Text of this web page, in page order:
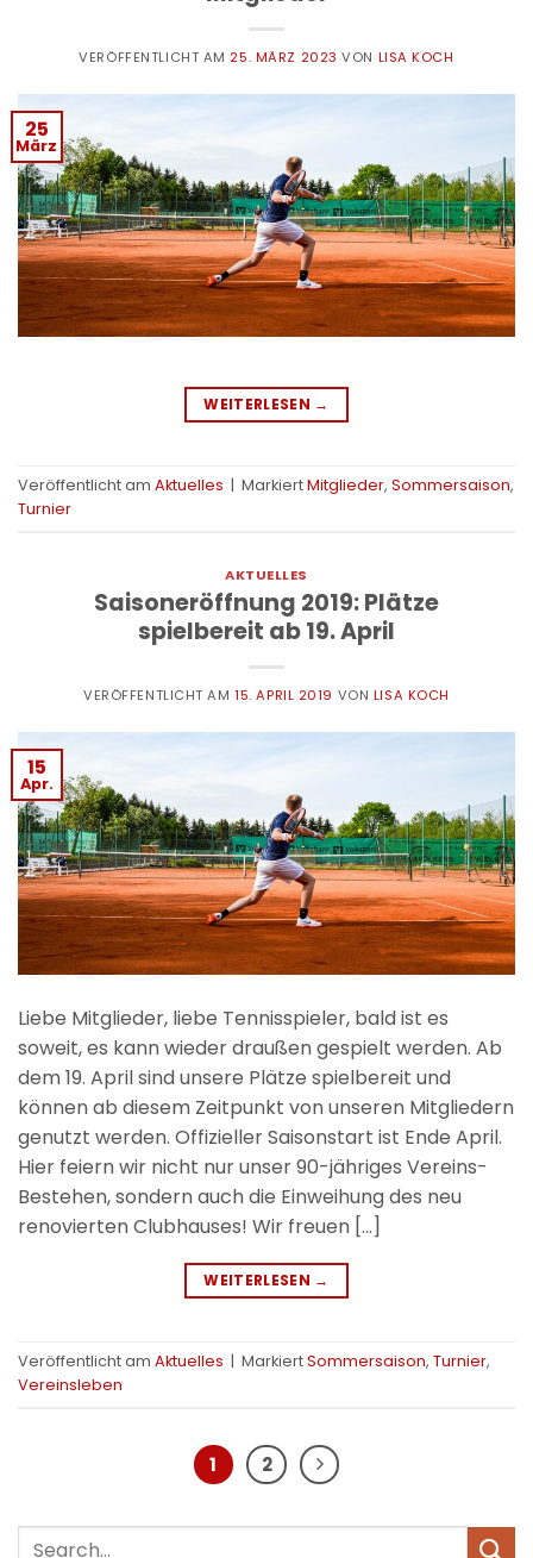
VERÖFFENTLICHT AM 25. MÄRZ 2023 VON LISA KOCH
25
März
WEITERLESEN →
Veröffentlicht am Aktuelles | MarkiertMitglieder, Sommersaison,
Turnier
AKTUELLES
Saisoneröffnung 2019: Plätze
spielbereit ab 19. April
VERÖFFENTLICHT AM15. APRIL 2019 VON LISA KOCH
15
Apr.
Liebe Mitglieder, liebe Tennisspieler, bald ist es
soweit, es kann wieder draußen gespielt werden. Ab
dem 19. April sind unsere Plätze spielbereit und
können ab diesem Zeitpunkt von unseren Mitgliedern
genutzt werden. Offizieller Saisonstart ist Ende April.
Hier feiern wir nicht nur unser 90-jähriges Vereins-
Bestehen, sondern auch die Einweihung des neu
renovierten Clubhauses! Wir freuen […]
WEITERLESEN →
Veröffentlicht am Aktuelles | MarkiertSommersaison, Turnier,
Vereinsleben
1 2